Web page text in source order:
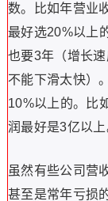
数。比如年营业
最好选20%以上
也要3年（增长
不能下滑太快）
10%以上的。比
润最好是3亿以上
虽然有些公司营
甚至是常年亏损